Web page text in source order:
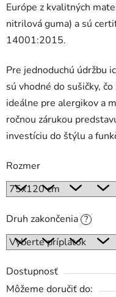
Európe z kvalitných
nitrilová guma) a sú
14001:2015.
Pre jednoduchú údržbu
sú vhodné do sušičky,
ideálne pre alergikov a
ročnou zárukou
investíciu do štýlu a
Rozmer
Druh zakončenia ?
Dostupnosť
Môžeme doručiť do: